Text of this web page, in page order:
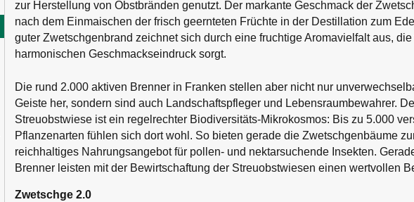
zur Herstellung von Obstbränden genutzt. Der markante Geschmack der
nach dem Einmaischen der frisch geernteten Früchte in der Destillation zum
guter Zwetschgenbrand zeichnet sich durch eine fruchtige Aromavielfalt aus,
harmonischen Geschmackseindruck sorgt.
Die rund 2.000 aktiven Brenner in Franken stellen aber nicht nur
Geiste her, sondern sind auch Landschaftspfleger und Lebensraumbewahrer.
Streuobstwiese ist ein regelrechter Biodiversitäts-Mikrokosmos: Bis zu 5.000
Pflanzenarten fühlen sich dort wohl. So bieten gerade die Zwetschgenbäume
reichhaltiges Nahrungsangebot für pollen- und nektarsuchende Insekten.
Brenner leisten mit der Bewirtschaftung der Streuobstwiesen einen wertvollen
Zwetschge 2.0